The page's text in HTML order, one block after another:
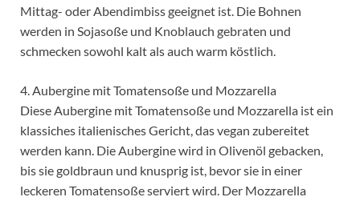
Mittag- oder Abendimbiss geeignet ist. Die Bohnen
werden in Sojasoße und Knoblauch gebraten und
schmecken sowohl kalt als auch warm köstlich.
4. Aubergine mit Tomatensoße und Mozzarella
Diese Aubergine mit Tomatensoße und Mozzarella ist ein
klassiches italienisches Gericht, das vegan zubereitet
werden kann. Die Aubergine wird in Olivenöl gebacken,
bis sie goldbraun und knusprig ist, bevor sie in einer
leckeren Tomatensoße serviert wird. Der Mozzarella